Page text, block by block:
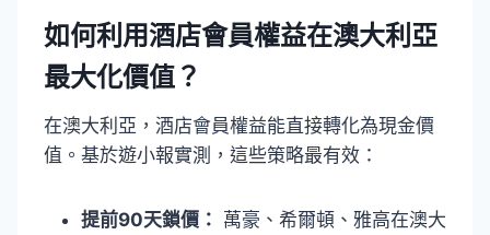
如何利用酒店會員權益在澳大利亞
最大化價值？
在澳大利亞，酒店會員權益能直接轉化為現金價
值。基於遊小報實測，這些策略最有效：
提前90天鎖價： 萬豪、希爾頓、雅高在澳大